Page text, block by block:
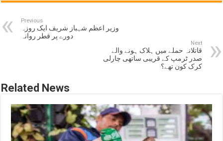
Previous
وزیر اعظم شہباز شریف ایک روزہ
دورے پر قطر روانہ
Next
قاتلانہ حملے میں ہلاک ہونے والے
صدر ٹرمپ کے قریبی ساتھی چارلی
کرک کون تھے؟
Related News